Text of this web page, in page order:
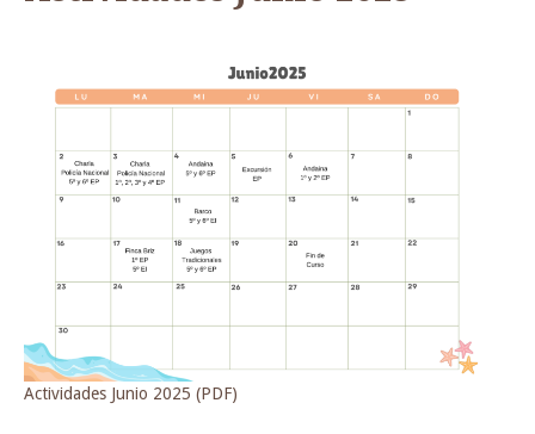
Actividades Junio 2025 (PDF)